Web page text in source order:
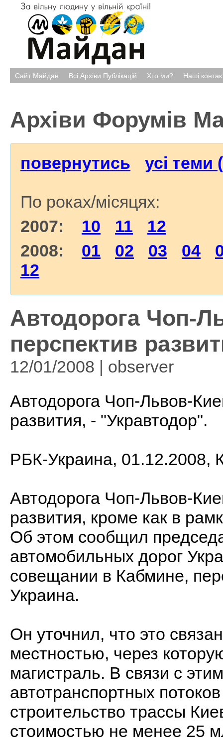
Сайт Майдан Всі Архіви Публікацій Хто ми? Наші
Архіви Форумів
повернутись усі теми
По роках/місяцях:
2007: 10 11
12
2008: 01 02 03 04
12
Автодорога Чоп-
перспектив
12/01/2008 | observеr
Автодорога Чоп-Львов-
развития, - "Укравтодор".
РБК-Украина, 01.12.2008,
Автодорога Чоп-Львов-
развития, кроме как в
Об этом сообщил
автомобильных дорог
совещании в Кабмине,
Украина.
Он уточнил, что это
местностью, через
магистраль. В связи с
автотранспортных
строительство трассы
стоимостью не менее 25